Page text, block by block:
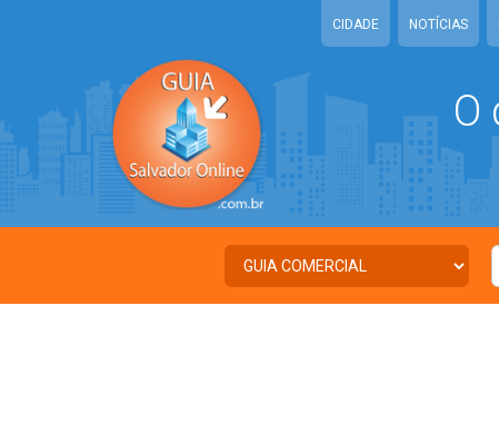
CIDADE NOTÍCIAS
O